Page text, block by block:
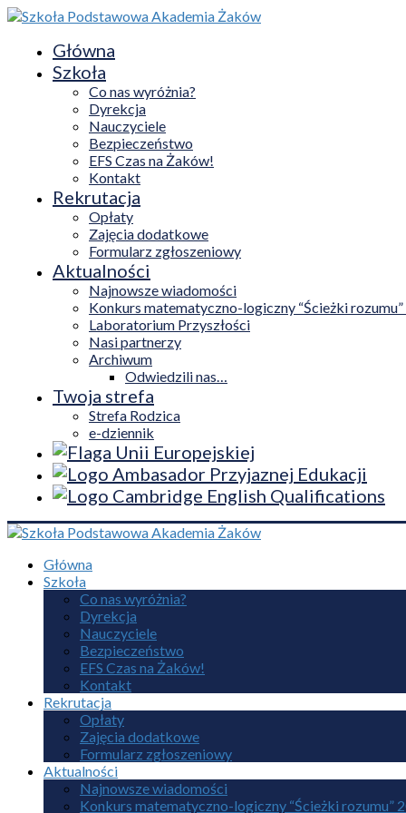
Główna
Szkoła
Co nas wyróżnia?
Dyrekcja
Nauczyciele
Bezpieczeństwo
EFS Czas na Żaków!
Kontakt
Rekrutacja
Opłaty
Zajęcia dodatkowe
Formularz zgłoszeniowy
Aktualności
Najnowsze wiadomości
Konkurs matematyczno-logiczny “Ścieżki
Laboratorium Przyszłości
Nasi partnerzy
Archiwum
Odwiedzili nas…
Twoja strefa
Strefa Rodzica
e-dziennik
Główna
Szkoła
Co nas wyróżnia?
Dyrekcja
Nauczyciele
Bezpieczeństwo
EFS Czas na Żaków!
Kontakt
Rekrutacja
Opłaty
Zajęcia dodatkowe
Formularz zgłoszeniowy
Aktualności
Najnowsze wiadomości
Konkurs matematyczno-logiczny “Ścieżki rozumu”